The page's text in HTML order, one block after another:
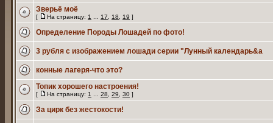
Зверьё моё
[ На страницу: 1 17 18 19 ]
Определение Породы Лошадей по фото!
3 рубля с изображением лошади серии "Лунный календарь&a
конные лагеря-что это?
Топик хорошего настроения!
[ На страницу: 1 28 29 30 ]
За цирк без жестокости!